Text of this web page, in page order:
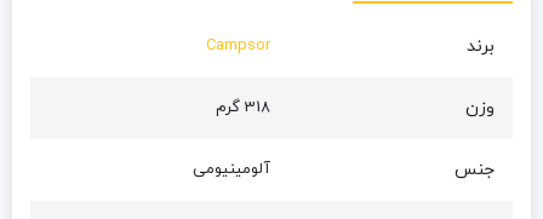
برند Campsor
وزن 318 گرم
جنس آلومینیومی